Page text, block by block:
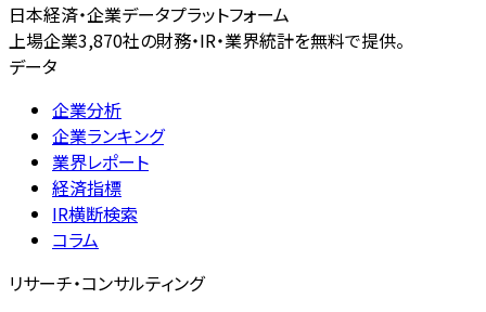
日本経済・企業データプラットフォーム
上場企業3,870社の財務・IR・業界統計を無料で提供。
データ
企業分析
企業ランキング
業界レポート
経済指標
IR横断検索
コラム
リサーチ・コンサルティング